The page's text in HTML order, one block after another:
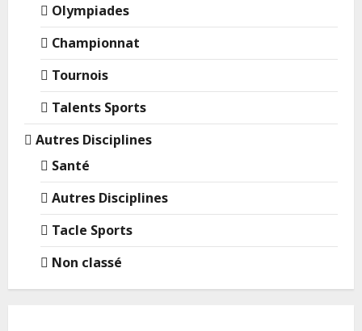
Olympiades
Championnat
Tournois
Talents Sports
Autres Disciplines
Santé
Autres Disciplines
Tacle Sports
Non classé